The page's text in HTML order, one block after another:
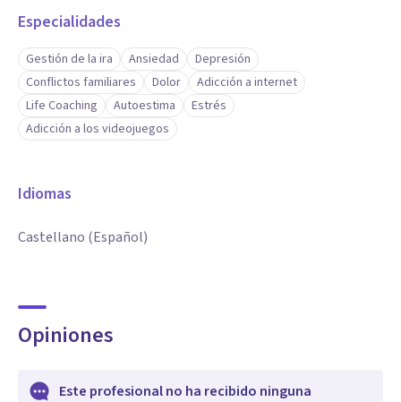
Especialidades
Gestión de la ira Ansiedad
Depresión
Conflictos familiares
Dolor
Adicción a internet
Life Coaching
Autoestima
Estrés
Adicción a los videojuegos
Idiomas
Castellano (Español)
Opiniones
Este profesional no ha recibido ninguna